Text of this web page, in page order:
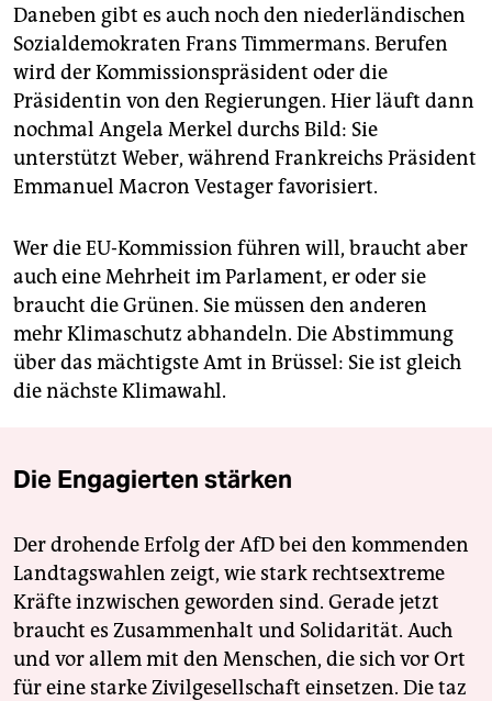
Daneben gibt es auch noch den niederländischen
Sozialdemokraten Frans Timmermans. Berufen
wird der Kommissionspräsident oder die
Präsidentin von den Regierungen. Hier läuft dann
nochmal Angela Merkel durchs Bild: Sie
unterstützt Weber, während Frankreichs Präsident
Emmanuel Macron Vestager favorisiert.
Wer die EU-Kommission führen will, braucht aber
auch eine Mehrheit im Parlament, er oder sie
braucht die Grünen. Sie müssen den anderen
mehr Klimaschutz abhandeln. Die Abstimmung
über das mächtigste Amt in Brüssel: Sie ist gleich
die nächste Klimawahl.
Die Engagierten stärken
Der drohende Erfolg der AfD bei den kommenden
Landtagswahlen zeigt, wie stark rechtsextreme
Kräfte inzwischen geworden sind. Gerade jetzt
braucht es Zusammenhalt und Solidarität. Auch
und vor allem mit den Menschen, die sich vor Ort
für eine starke Zivilgesellschaft einsetzen. Die taz